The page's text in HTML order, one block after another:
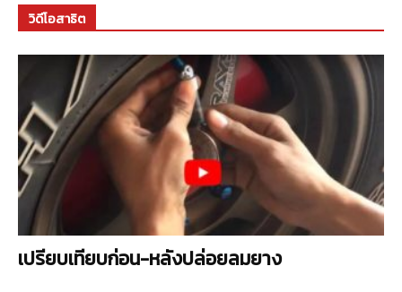
วิดีโอสาธิต
เปรียบเทียบก่อน-หลังปล่อยลมยาง